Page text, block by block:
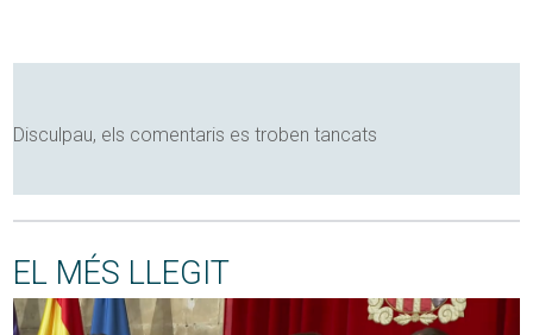
Disculpau, els comentaris es troben tancats
EL MÉS LLEGIT